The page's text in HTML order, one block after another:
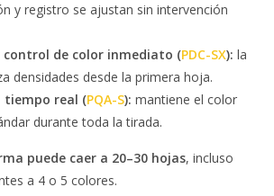
y registro se ajustan sin intervención
control de color inmediato (PDC-SX): la
densidades desde la primera hoja.
tiempo real (PQA-S): mantiene el color
durante toda la tirada.
puede caer a 20–30 hojas, incluso
a 4 o 5 colores.